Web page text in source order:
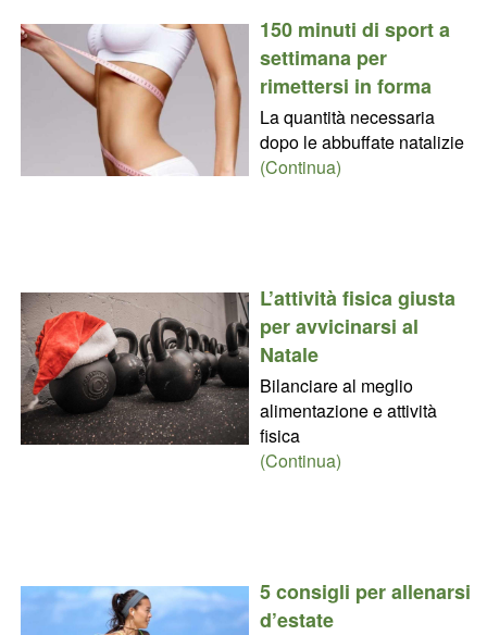
150 minuti di sport a
settimana per
rimettersi in forma
La quantità necessaria
dopo le abbuffate natalizie
(Continua)
L’attività fisica giusta
per avvicinarsi al
Natale
Bilanciare al meglio
alimentazione e attività
fisica
(Continua)
5 consigli per allenarsi
d’estate